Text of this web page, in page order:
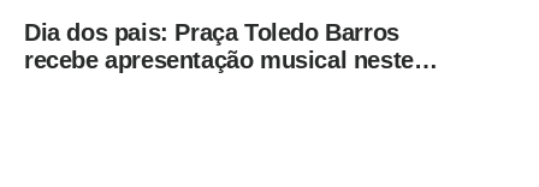
Dia dos pais: Praça Toledo Barros
recebe apresentação musical neste